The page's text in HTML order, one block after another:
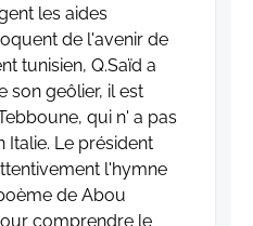
les aides
de l'avenir de
tunisien, Q.Saïd a
son geôlier, il est
qui n' a pas
Italie. Le président
l'hymne
de Abou
comprendre le